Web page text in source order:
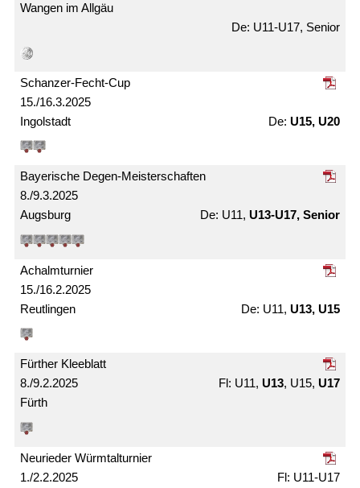
Wangen im Allgäu
U11-U17, Senior
15./16.3.2025
Schanzer-Fecht-Cup
Ingolstadt U15, U20
8./9.3.2025
Bayerische Degen-Meister­schaften
Augsburg U11, U13-U17, Senior
15./16.2.2025
Achalm­turnier
Reutlingen U11, U13, U15
8./9.2.2025
Fürther Kleeblatt
Fürth
U11, U13, U15, U17
1./2.2.2025
Neurieder Würmtal­turnier
U11-U17